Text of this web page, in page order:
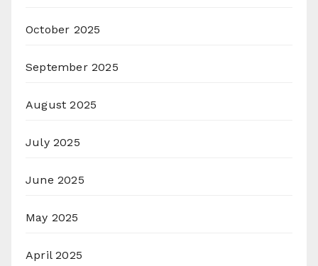
October 2025
September 2025
August 2025
July 2025
June 2025
May 2025
April 2025